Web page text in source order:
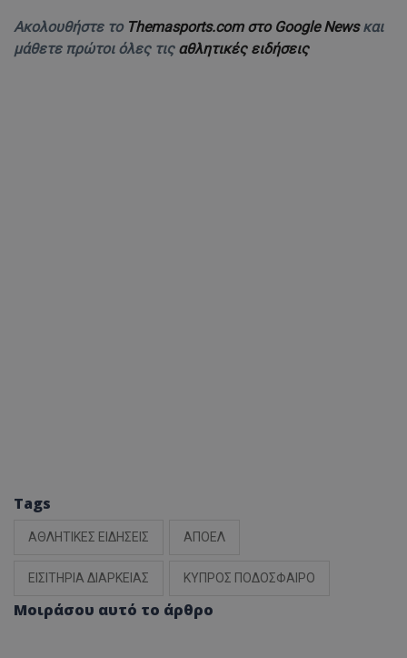
Ακολουθήστε το Themasports.com στο Google Newsκαι
μάθετε πρώτοι όλες τις αθλητικές ειδήσεις
Tags
ΑΘΛΗΤΙΚΕΣ ΕΙΔΗΣΕΙΣ ΑΠΟΕΛ
ΕΙΣΙΤΗΡΙΑ ΔΙΑΡΚΕΙΑΣ ΚΥΠΡΟΣ ΠΟΔΟΣΦΑΙΡΟ
Μοιράσου αυτό το άρθρο